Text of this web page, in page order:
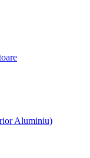
Aluminiu)